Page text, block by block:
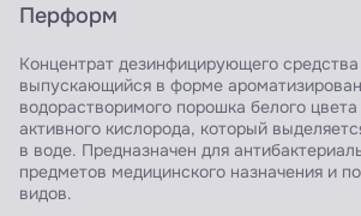
Перформ
Концентрат дезинфицирующего
выпускающийся в форме
водорастворимого порошка белого
активного кислорода, который
в воде. Предназначен для
предметов медицинского назначения и
видов.